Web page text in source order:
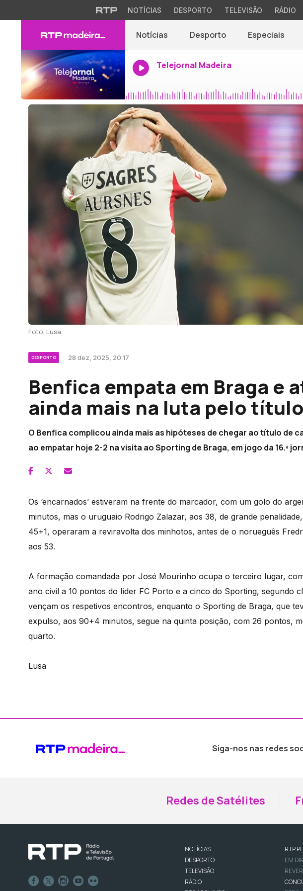
NOTÍCIAS DESPORTO TELEVISÃO RÁDIO
Notícias Desporto Especiais
Telejornal Madeira
Foto: Lusa
DESPORTO 28 dez, 2025, 20:17
Benfica empata em Braga e
ainda mais na luta pelo título
O Benfica complicou ainda mais as hipóteses de chegar ao título de
ao empatar hoje 2-2 na visita ao Sporting de Braga, em jogo da 16.ª
Os ‘encarnados’ estiveram na frente do marcador, com um golo do
minutos, mas o uruguaio Rodrigo Zalazar, aos 38, de grande
45+1, operaram a reviravolta dos minhotos, antes de o norueguês
aos 53.
A formação comandada por José Mourinho ocupa o terceiro lugar,
ano civil a 10 pontos do líder FC Porto e a cinco do Sporting, segundo
vençam os respetivos encontros, enquanto o Sporting de Braga, que
expulso, aos 90+4 minutos, segue na quinta posição, com 26 pontos,
quarto.
Lusa
Siga-nos nas redes
Redes de Satélites
NOTÍCIAS
DESPORTO
TELEVISÃO
RÁDIO
RTP
EM